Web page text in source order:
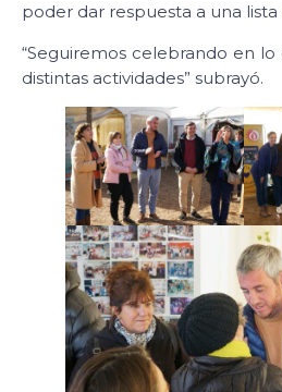
poder dar respuesta a una lista
“Seguiremos celebrando en
distintas actividades” subrayó.